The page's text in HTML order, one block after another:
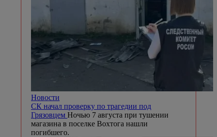
Новости
СК начал проверку по трагедии под
Грязовцем Ночью 7 августа при тушении
магазина в поселке Вохтога нашли
погибшего.